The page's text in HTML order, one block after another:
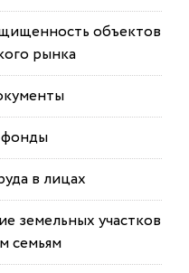
объектов
рынка
в лицах
земельных участков
семьям